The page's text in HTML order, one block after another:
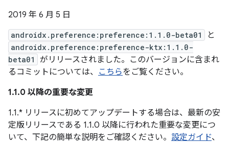
2019 年 6 月 5 日
androidx.preference:preference:1.1.0-beta01 と
androidx.preference:preference-ktx:1.1.0-
beta01
がリリースされました。このバージョンに含まれ
るコミットについては、 こちらをご覧ください。
1.1.0 以降の重要な変更
1.1.* リリースに初めてアップデートする場合は、最新の安
定版リリースである 1.1.0 以降に行われた重要な変更につ
いて、下記の簡単な説明をご確認ください。 設定ガイド、